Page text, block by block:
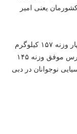
یعنی امیر
سید محمد حسین فقیهی در رده سنی جوانان با مهار وزنه ۱۵۷ کیلوگرم
به مدال نقره رسید و سید امیر عباس شریفی با پرس موفق وزنه ۱۴۵
نوجوانان در دبی